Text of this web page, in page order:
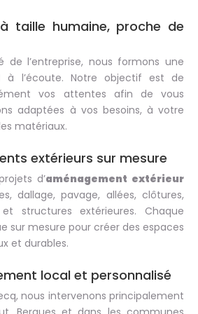
taille humaine, proche de
de l’entreprise, nous formons une
à l’écoute. Notre objectif est de
vos attentes afin de vous
adaptées à vos besoins, à votre
matériaux.
extérieurs sur mesure
d’aménagement extérieur
dallage, pavage, allées, clôtures,
structures extérieures. Chaque
sur mesure pour créer des espaces
et durables.
local et personnalisé
nous intervenons principalement